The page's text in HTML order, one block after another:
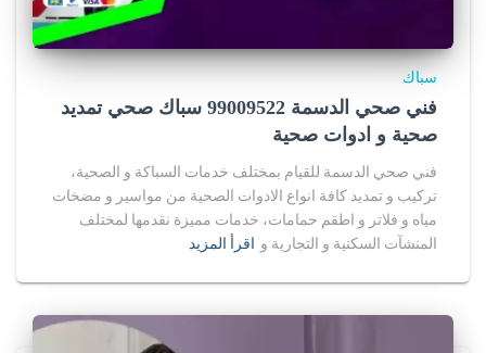
سباك
فني صحي الدسمة 99009522 سباك صحي تمديد
صحية و ادوات صحية
فني صحي الدسمة للقيام بمختلف خدمات السباكة و الصحية،
تركيب و تمديد كافة انواع الادوات الصحية من مواسير و مضخات
مياه و فلاتر و اطقم حمامات، خدمات مميزة نقدمها لمختلف
المنشآت السكنية و التجارية و اقرأ المزيد